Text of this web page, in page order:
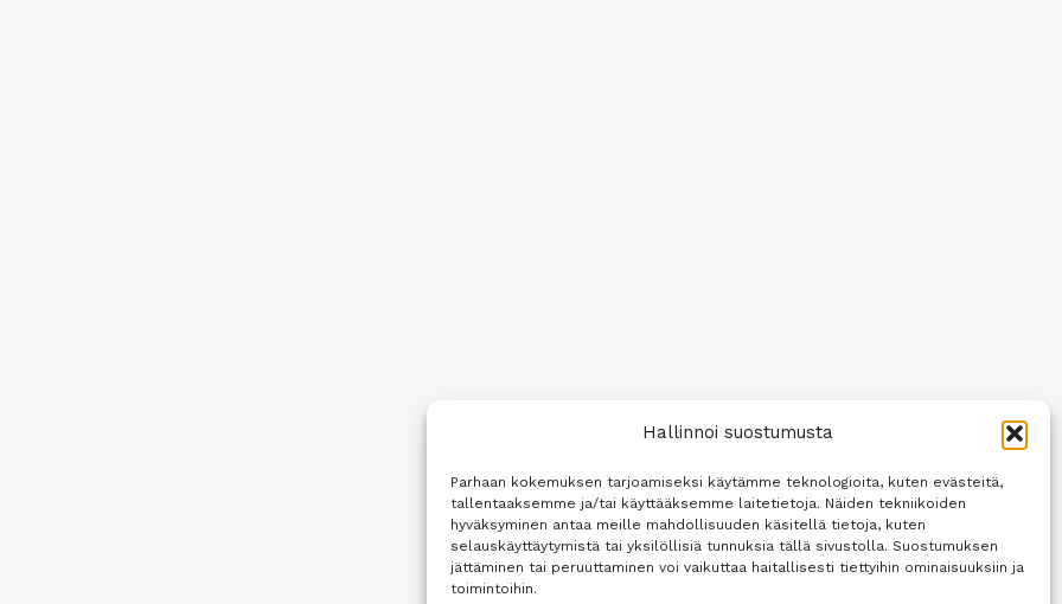
Hallinnoi suostumusta
Parhaan kokemuksen tarjoamiseksi käytämme teknologioita, kuten evästeitä,
tallentaaksemme ja/tai käyttääksemme laitetietoja. Näiden tekniikoiden
hyväksyminen antaa meille mahdollisuuden käsitellä tietoja, kuten
selauskäyttäytymistä tai yksilöllisiä tunnuksia tällä sivustolla. Suostumuksen
jättäminen tai peruuttaminen voi vaikuttaa haitallisesti tiettyihin ominaisuuksiin ja
toimintoihin.